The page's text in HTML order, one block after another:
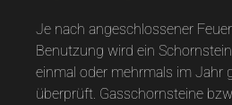
Je nach angeschlossener
Benutzung wird ein
einmal oder mehrmals im Jahr
überprüft. Gasschornsteine